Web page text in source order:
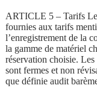
ARTICLE 5 – Tarifs
fournies aux tarifs
l’enregistrement de la
la gamme de matériel
réservation choisie.
sont fermes et non
que définie audit